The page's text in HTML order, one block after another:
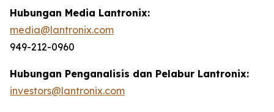
Hubungan Media Lantronix:
media@lantronix.com
949-212-0960
Hubungan Penganalisis dan Pelabur Lantronix:
investors@lantronix.com